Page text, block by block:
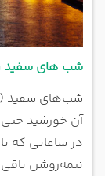
شب های سفید
آن خورشید
در ساعاتی که
نیمه‌روشن